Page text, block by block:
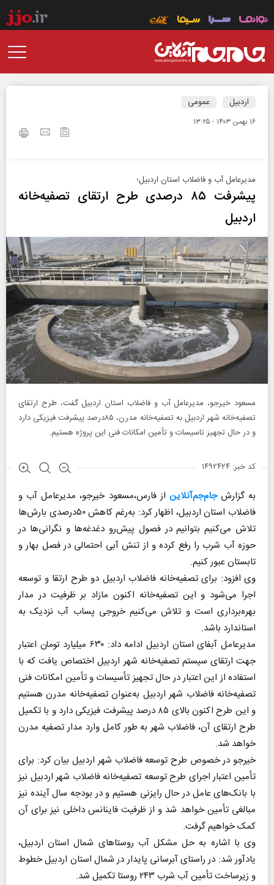
اردبیل عمومی
۱۶ بهمن ۱۴۰۳ - ۱۳:۲۵
مدیرعامل آب و فاضلاب استان اردبیل؛
پیشرفت ۸۵ درصدی طرح ارتقای تصفیه‌خانه
اردبیل
مسعود خیرجو، مدیرعامل آب و فاضلاب استان اردبیل گفت، طرح ارتقای
تصفیه‌خانه شهر اردبیل به تصفیه‌خانه مدرن، ۸۵درصد پیشرفت فیزیکی دارد
و در حال تجهیز تاسیسات و تأمین امکانات فنی این پروژه هستیم.
کد خبر: ۱۴۹۲۴۲۴
به گزارشجام‌جم‌آنلاین از فارس،مسعود خیرجو، مدیرعامل آب و
فاضلاب استان اردبیل، اظهار کرد: به‌رغم کاهش ۵۰درصدی بارش‌ها
تلاش می‌کنیم بتوانیم در فصول پیش‌رو دغدغه‌ها و نگرانی‌ها در
حوزه آب شرب را رفع کرده و از تنش آبی احتمالی در فصل بهار و
تابستان عبور کنیم.
وی افزود: برای تصفیه‌خانه فاضلاب اردبیل دو طرح ارتقا و توسعه
اجرا می‌شود و این تصفیه‌خانه اکنون مازاد بر ظرفیت در مدار
بهره‌برداری است و تلاش می‌کنیم خروجی پساب آب نزدیک به
استاندارد باشد.
مدیرعامل آبفای استان اردبیل ادامه داد: ۶۳۰ میلیارد تومان اعتبار
جهت ارتقای سیستم تصفیه‌خانه شهر اردبیل اختصاص یافت که با
استفاده از این اعتبار در حال تجهیز تأسیسات و تأمین امکانات فنی
تصفیه‌خانه فاضلاب شهر اردبیل به‌عنوان تصفیه‌خانه مدرن هستیم
و این طرح اکنون بالای ۸۵ درصد پیشرفت فیزیکی دارد و با تکمیل
طرح ارتقای آن، فاضلاب شهر به طور کامل وارد مدار تصفیه مدرن
خواهد شد.
خیرجو در خصوص طرح توسعه فاضلاب شهر اردبیل بیان کرد: برای
تأمین اعتبار اجرای طرح توسعه تصفیه‌خانه فاضلاب شهر اردبیل نیز
با بانک‌های عامل در حال رایزنی هستیم و در بودجه سال آینده نیز
مبالغی تأمین خواهد شد و از ظرفیت فاینانس داخلی نیز برای آن
کمک خواهیم گرفت.
وی با اشاره به حل مشکل آب روستا‌های شمال استان اردبیل،
یادآور شد: در راستای آبرسانی پایدار در شمال استان اردبیل خطوط
و زیرساخت تأمین آب شرب ۲۴۳ روستا تکمیل شد.